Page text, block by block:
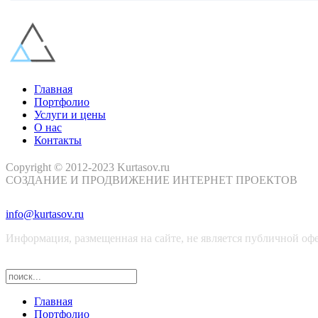
Главная
Портфолио
Услуги и цены
О нас
Контакты
Copyright © 2012-2023 Kurtasov.ru
СОЗДАНИЕ И ПРОДВИЖЕНИЕ ИНТЕРНЕТ ПРОЕКТОВ
info@kurtasov.ru
Информация, размещенная на сайте, не является публичной
Главная
Портфолио